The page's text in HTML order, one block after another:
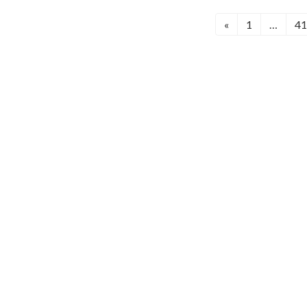
«
固
1
固
41